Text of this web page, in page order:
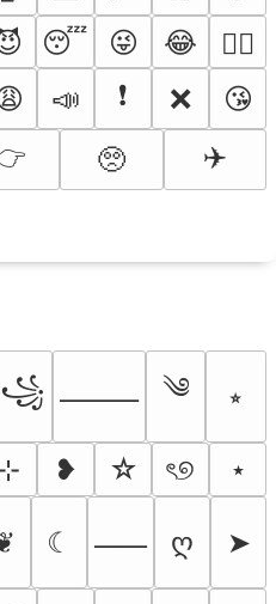
😴 😜 😂
❤️‍🔥
📣 ❗ ❌
😘
🥺 ✈️
꧁ ⸻ ༄ ⭒
❥ ☆ ৎ୭ ⋆
☾ ⸺ ღ ➤